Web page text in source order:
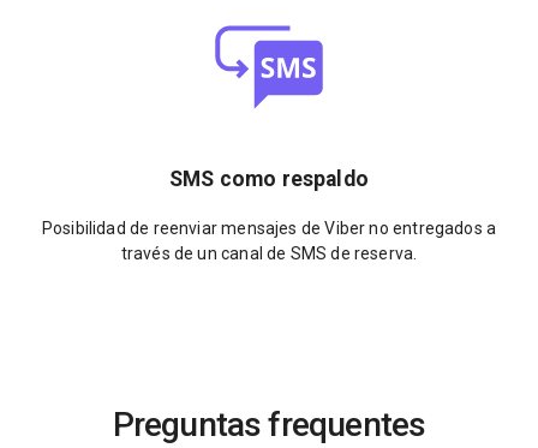
SMS como respaldo
Posibilidad de reenviar mensajes de Viber no entregados a
través de un canal de SMS de reserva.
Preguntas frequentes